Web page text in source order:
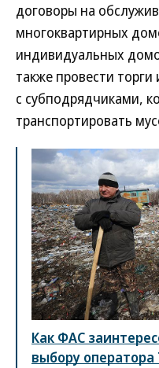
договоры на
многоквартирных
индивидуальных
также провести
с субподрядчиками,
транспортировать
Как ФАС
выбору